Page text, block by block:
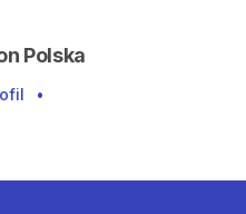
Polska
•